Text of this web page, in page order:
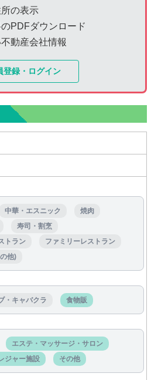
所の表示
のPDFダウンロード
不動産会社情報
登録・ログイン
中華・エスニック
焼肉
寿司・割烹
トラン
ファミリーレストラン
他)
・キャバクラ 食物販
エステ・マッサージ・サロン
ジャー施設 その他